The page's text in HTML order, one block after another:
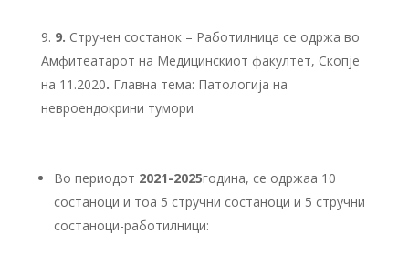
9. Стручен состанок – Работилница се одржа во
Амфитеатарот на Медицинскиот факултет, Скопје
на 11.2020. Главна тема: Патологија на
невроендокрини тумори
Во периодот 2021-2025година, се одржаа 10
состаноци и тоа 5 стручни состаноци и 5 стручни
состаноци-работилници: